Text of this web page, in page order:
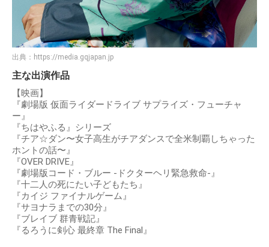
出典： https://media.gqjapan.jp
主な出演作品
【映画】
『劇場版 仮面ライダードライブ サプライズ・フューチャ
ー』
『ちはやふる』シリーズ
『チア☆ダン〜女子高生がチアダンスで全米制覇しちゃった
ホントの話〜』
『OVER DRIVE』
『劇場版コード・ブルー -ドクターヘリ緊急救命-』
『十二人の死にたい子どもたち』
『カイジ ファイナルゲーム』
『サヨナラまでの30分』
『ブレイブ 群青戦記』
『るろうに剣心 最終章 The Final』